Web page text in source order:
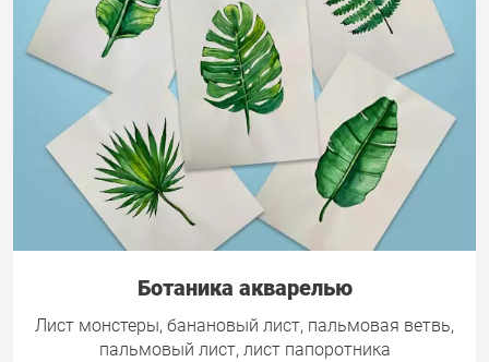
Ботаника акварелью
Лист монстеры, банановый лист, пальмовая ветвь,
пальмовый лист, лист папоротника